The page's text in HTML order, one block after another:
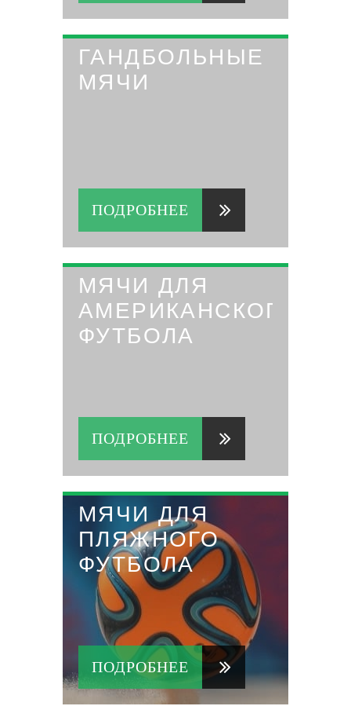
ГАНДБОЛЬНЫЕ
МЯЧИ
ПОДРОБНЕЕ
МЯЧИ ДЛЯ
АМЕРИКАНСКОГО
ФУТБОЛА
ПОДРОБНЕЕ
МЯЧИ ДЛЯ
ПЛЯЖНОГО
ФУТБОЛА
ПОДРОБНЕЕ